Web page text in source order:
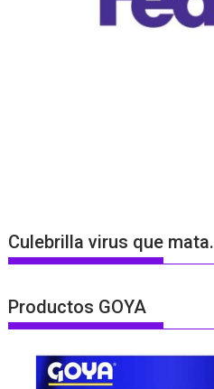
Culebrilla virus que mata.
Productos GOYA